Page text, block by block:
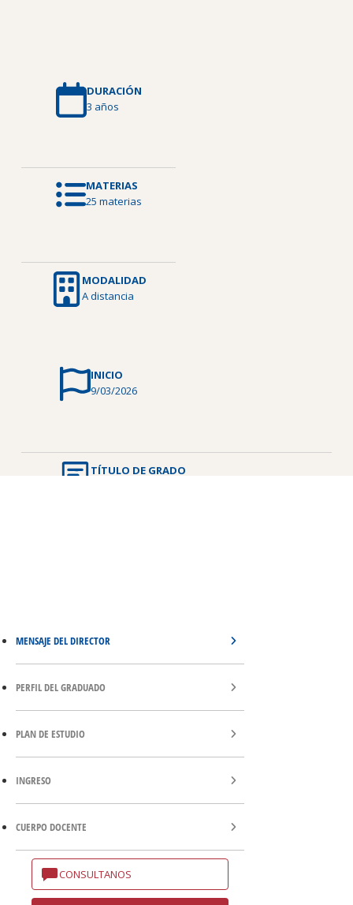
DURACIÓN
3 años
MATERIAS
25 materias
MODALIDAD
A distancia
INICIO
9/03/2026
TÍTULO DE GRADO
MENSAJE DEL DIRECTOR
PERFIL DEL GRADUADO
PLAN DE ESTUDIO
INGRESO
CUERPO DOCENTE
CONSULTANOS